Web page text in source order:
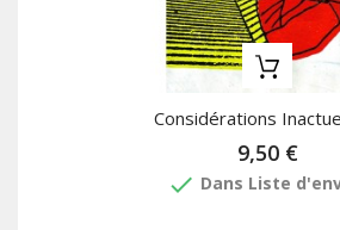
Considérations
9,50 €
done Dans Liste